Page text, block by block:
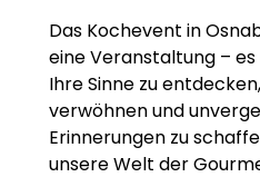
Das Kochevent in
eine Veranstaltung – es
Ihre Sinne zu
verwöhnen und
Erinnerungen zu
unsere Welt der